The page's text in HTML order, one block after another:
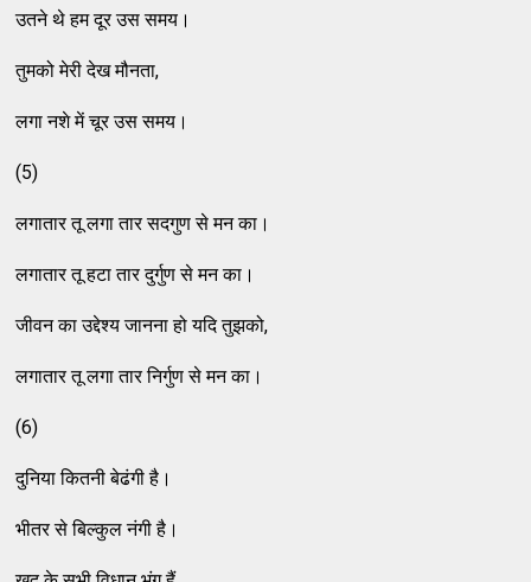
उतने थे हम दूर उस समय।
तुमको मेरी देख मौनता,
लगा नशे में चूर उस समय।
(5)
लगातार तू लगा तार सदगुण से मन का।
लगातार तू हटा तार दुर्गुण से मन का।
जीवन का उद्देश्य जानना हो यदि तुझको,
लगातार तू लगा तार निर्गुण से मन का।
(6)
दुनिया कितनी बेढंगी है।
भीतर से बिल्कुल नंगी है।